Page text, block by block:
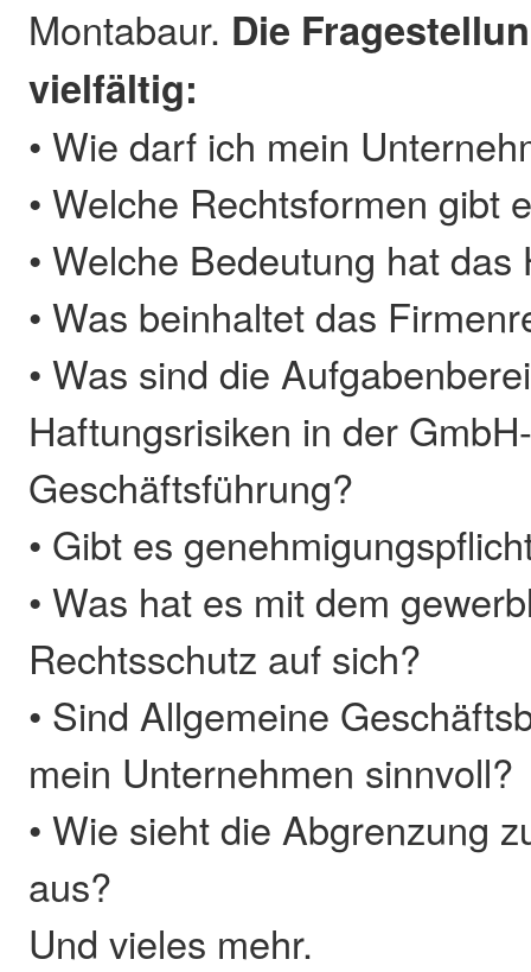
Montabaur. Die
vielfältig:
• Wie darf ich mein
• Welche Rechtsformen gibt
• Welche Bedeutung hat
• Was beinhaltet das
• Was sind die
Haftungsrisiken in der
Geschäftsführung?
• Gibt es
• Was hat es mit dem
Rechtsschutz auf sich?
• Sind Allgemeine
mein Unternehmen sinnvoll?
• Wie sieht die Abgrenzung
aus?
Und vieles mehr.